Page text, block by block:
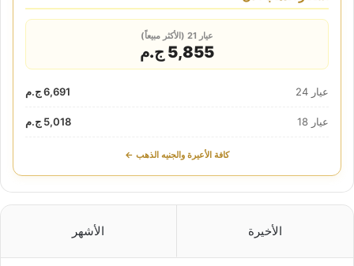
عيار 21 (الأكثر مبيعاً)
5,855 ج.م
عيار 24 6,691 ج.م
عيار 18 5,018 ج.م
كافة الأعيرة والجنيه الذهب ←
الأخيرة الأشهر